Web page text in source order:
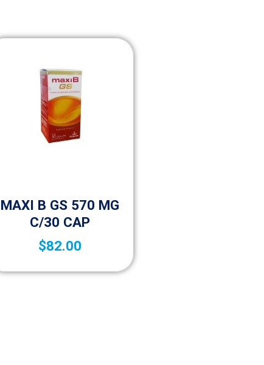
MAXI B GS 570 MG
C/30 CAP
$82.00